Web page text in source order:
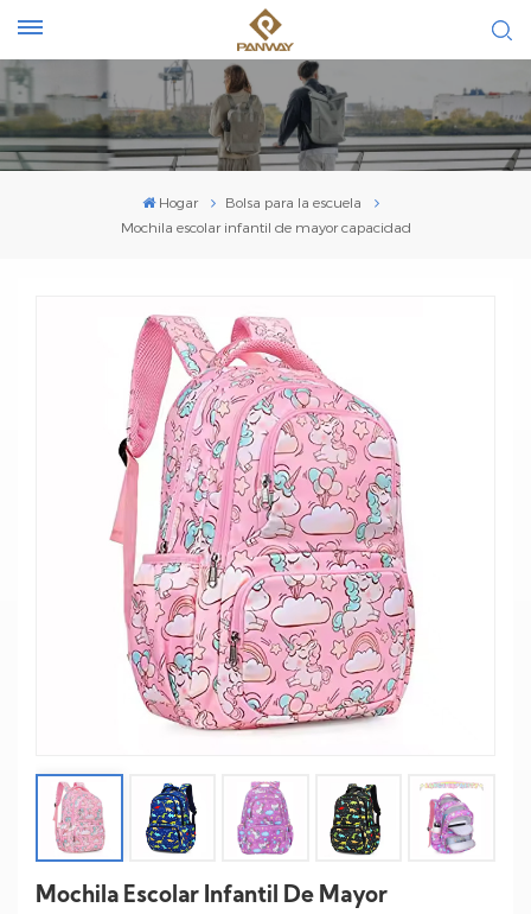
Hogar
Bolsa para la escuela
Mochila escolar infantil de mayor capacidad
Mochila Escolar Infantil De Mayor